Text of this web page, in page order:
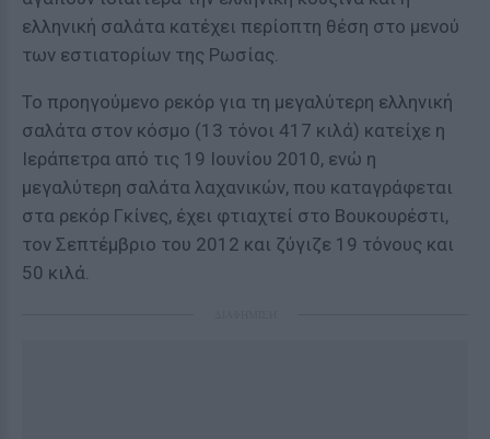
ελληνική σαλάτα κατέχει περίοπτη θέση στο μενού
των εστιατορίων της Ρωσίας.
Το προηγούμενο ρεκόρ για τη μεγαλύτερη ελληνική
σαλάτα στον κόσμο (13 τόνοι 417 κιλά) κατείχε η
Ιεράπετρα από τις 19 Ιουνίου 2010, ενώ η
μεγαλύτερη σαλάτα λαχανικών, που καταγράφεται
στα ρεκόρ Γκίνες, έχει φτιαχτεί στο Βουκουρέστι,
τον Σεπτέμβριο του 2012 και ζύγιζε 19 τόνους και
50 κιλά.